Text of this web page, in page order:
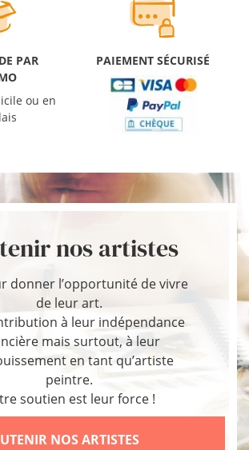
PAR
ou en
PAIEMENT SÉCURISÉ
nos artistes
donner l’opportunité de vivre
de leur art.
à leur indépendance
mais surtout, à leur
en tant qu’artiste
peintre.
soutien est leur force !
NOS ARTISTES